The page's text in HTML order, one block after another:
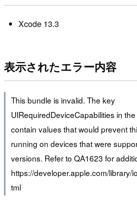
Xcode 13.3
表示されたエラー内容
This bundle is invalid. The key
UIRequiredDeviceCapabilities in
contain values that would prevent
running on devices that were
versions. Refer to QA1623 for
https://developer.apple.com/library/
tml